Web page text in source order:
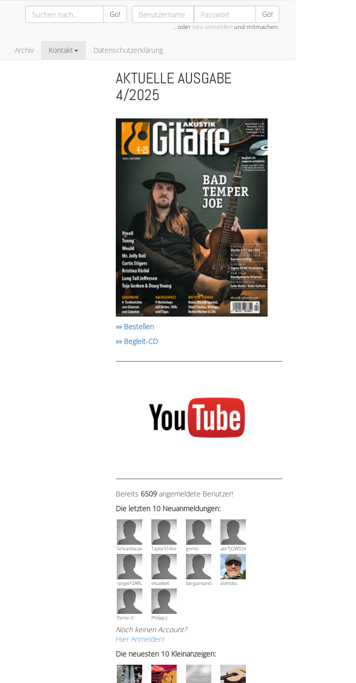
Go! Go!
…oder neu anmelden und mitmachen.
Archiv Kontakt Datenschutzerklärung
AKTUELLE AUSGABE
4/2025
»» Bestellen
»» Begleit-CD
Bereits 6509 angemeldete Benutzer!
Die letzten 10 Neuanmeldungen:
Schrattbauer Taylor514ce gemlo abrTjQWSSXuVznPolE
rprgwYZARUTZQyCWESpD
visualkit6 bargainsandmoreaskhobo
Parlor-0 Philipp-J
Noch keinen Account?
Hier Anmelden!
Die neuesten 10 Kleinanzeigen: